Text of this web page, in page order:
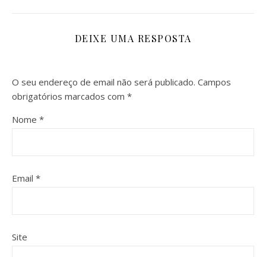
DEIXE UMA RESPOSTA
O seu endereço de email não será publicado. Campos
obrigatórios marcados com *
Nome *
Email *
Site